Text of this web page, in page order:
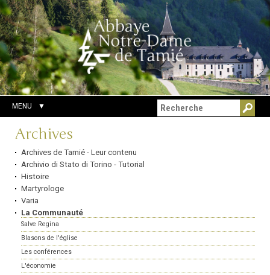
Aller
au
contenu.
|
Aller
à
la
navigation
Outils
personnels
Chercher par
Recherche
avancée…
MENU
Navigation
Archives
Archives de Tamié - Leur contenu
Archivio di Stato di Torino - Tutorial
Histoire
Martyrologe
Varia
La Communauté
Salve Regina
Blasons de l'église
Les conférences
L'économie